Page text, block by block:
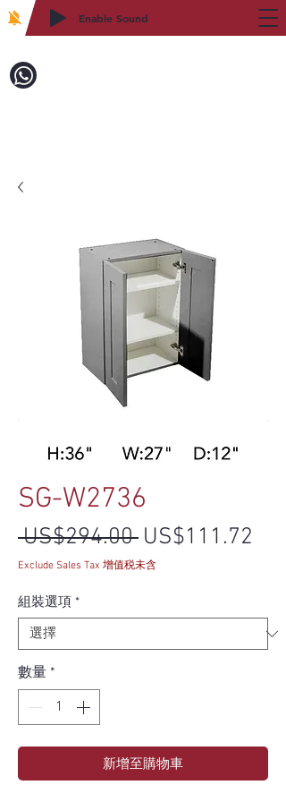
Enable Sound
SG-W2736
US$294.00 一般價格
US$111.72
Exclude Sales Tax 增值税未含
組裝選項 *
數量 *
新增至購物車